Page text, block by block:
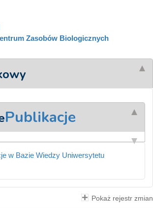
Zasobów Biologicznych
Publikacje
w Bazie Wiedzy Uniwersytetu
Pokaż rejestr zmian